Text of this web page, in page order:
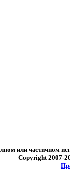
или частичном
Copyright 2007-